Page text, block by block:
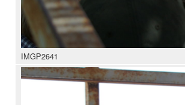
IMGP2641